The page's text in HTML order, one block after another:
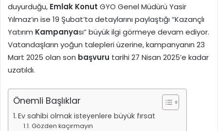
duyurduğu, Emlak Konut GYO Genel Müdürü Yasir
Yılmaz’ın ise 19 Şubat’ta detaylarını paylaştığı “Kazançlı
Yatırım Kampanyası” büyük ilgi görmeye devam ediyor.
Vatandaşların yoğun talepleri üzerine, kampanyanın 23
Mart 2025 olan son başvuru tarihi 27 Nisan 2025’e kadar
uzatıldı.
Önemli Başlıklar
Ev sahibi olmak isteyenlere büyük fırsat
Gözden kaçırmayın